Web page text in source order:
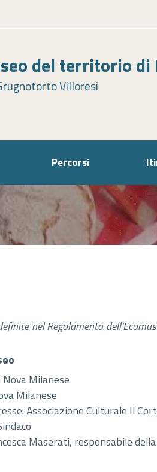
del territorio di
Villoresi
Percorsi
nel Regolamento
Milanese
Milanese
Associazione Culturale Il
Maserati, responsabile